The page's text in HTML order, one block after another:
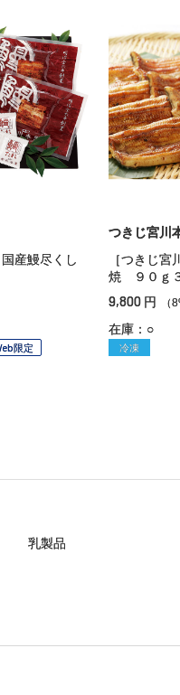
産鰻尽くし
限定
つきじ宮川
［つきじ
焼 ９０ｇ
9,800 円 （
在庫：○
冷凍
乳製品